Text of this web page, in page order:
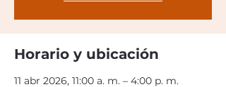
Horario y ubicación
11 abr 2026, 11:00 a. m. – 4:00 p. m.